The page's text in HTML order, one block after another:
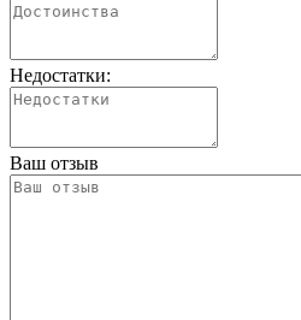
Недостатки:
Ваш отзыв